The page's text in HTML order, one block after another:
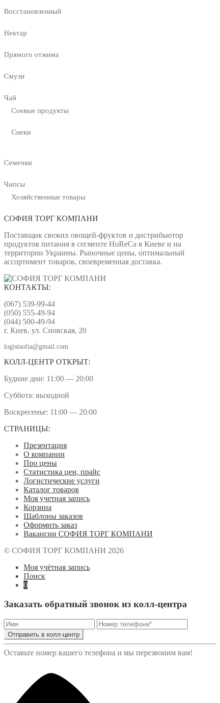
Восстановленный
Нектар
Прямого отжима
Смузи
Чай
Соевые продукты
Снеки
Семечки
Чипсы
Хозяйственные товары
СОФИЯ ТОРГ КОМПАНИ
Поставщик свежих овощей-фруктов и дистрибьютор
продуктов питания в сегменте HoReCa в Киеве и на
территории Украины. Рыночные цены, оптимальный
ассортимент товаров, своевременная доставка.
КОНТАКТЫ:
(067) 539-99-44
(050) 555-49-94
(044) 500-49-94
г. Киев, ул. Сновская, 20
logistsofia@gmail.com
КОЛЛ-ЦЕНТР ОТКРЫТ:
Будние дни: 11:00 — 20:00
Суббота: выходной
Воскресенье: 11:00 — 20:00
СТРАНИЦЫ:
Презентация
О компании
Про цены
Статистика цен, прайс
Логистические услуги
Каталог товаров
Моя учетная запись
Корзина
Шаблоны заказов
Оформить заказ
Вакансии СОФИЯ ТОРГ КОМПАНИ
© СОФИЯ ТОРГ КОМПАНИ 2026
Моя учётная запись
Поиск
0
Заказать обратный звонок из колл-центра
Отправить в колл-центр
Оставьте номер вашего телефона и мы перезвоним вам!